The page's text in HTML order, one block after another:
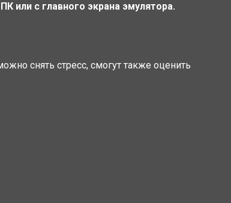
или с главного экрана эмулятора.
снять стресс, смогут также оценить